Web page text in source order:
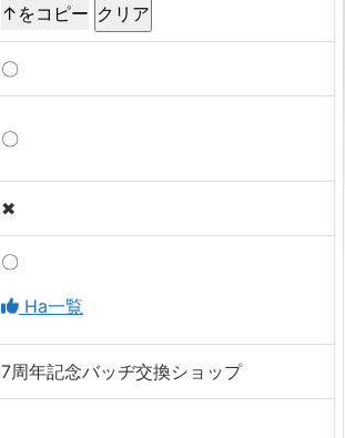
↑をコピー
〇
〇
✖
〇
Ha一覧
7周年記念バッヂ交換ショップ